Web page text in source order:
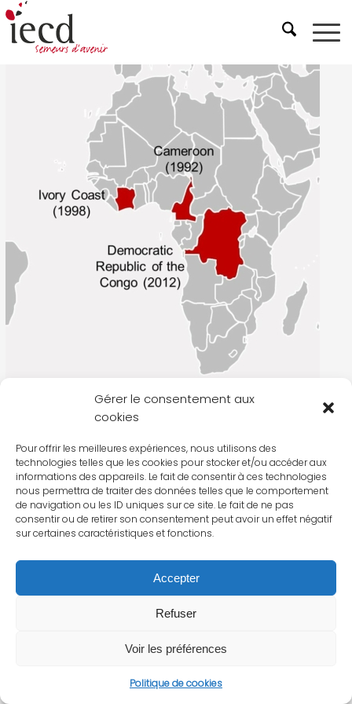
Gérer le consentement aux
cookies
Pour offrir les meilleures expériences, nous utilisons des
technologies telles que les cookies pour stocker et/ou accéder aux
informations des appareils. Le fait de consentir à ces technologies
nous permettra de traiter des données telles que le comportement
de navigation ou les ID uniques sur ce site. Le fait de ne pas
consentir ou de retirer son consentement peut avoir un effet négatif
sur certaines caractéristiques et fonctions.
Accepter
Refuser
Voir les préférences
Politique de cookies